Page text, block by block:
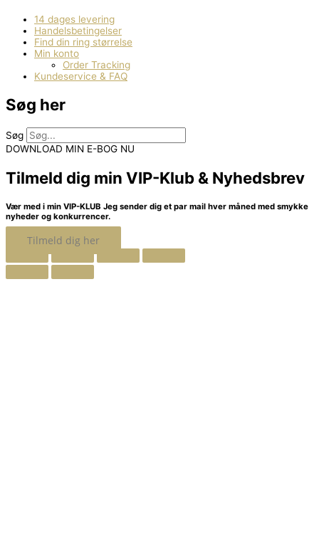
14 dages levering
Handelsbetingelser
Find din ring størrelse
Min konto
Order Tracking
Kundeservice & FAQ
Søg her
Søg
DOWNLOAD MIN E-BOG NU
Tilmeld dig min VIP-Klub & Nyhedsbrev
Vær med i min VIP-KLUB Jeg sender dig et par mail hver måned med smykke
nyheder og konkurrencer.
Tilmeld dig her